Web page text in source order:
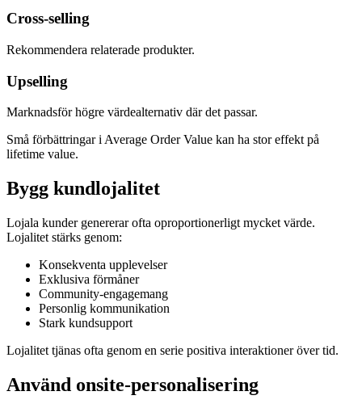
Cross-selling
Rekommendera relaterade produkter.
Upselling
Marknadsför högre värdealternativ där det passar.
Små förbättringar i Average Order Value kan ha stor effekt på
lifetime value.
Bygg kundlojalitet
Lojala kunder genererar ofta oproportionerligt mycket värde.
Lojalitet stärks genom:
Konsekventa upplevelser
Exklusiva förmåner
Community-engagemang
Personlig kommunikation
Stark kundsupport
Lojalitet tjänas ofta genom en serie positiva interaktioner över tid.
Använd onsite-personalisering